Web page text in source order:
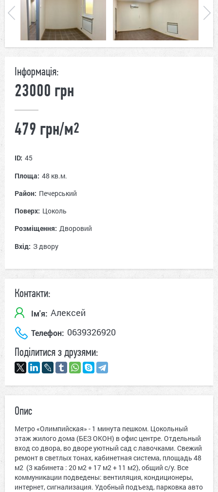
Інформація:
23000 грн
479 грн/м2
ID: 45
Площа: 48 кв.м.
Район: Печерський
Поверх: Цоколь
Розміщення: Дворовий
Вхід: З двору
Контакти:
Ім'я: Алексей
Телефон: 0639326920
Поділитися з друзями:
Опис
Метро «Олимпийская» - 1 минута пешком. Цокольный
этаж жилого дома (БЕЗ ОКОН) в офис центре. Отдельный
вход со двора, во дворе уютный сад с лавочками. Свежий
ремонт в светлых тонах, кабинетная система, площадь 48
м2 (3 кабинета : 20 м2 + 17 м2 + 11 м2), общий с/у. Все
коммуникации подведены: вентиляция, кондиционеры,
интернет, сигнализация. Удобный подъезд, парковка авто